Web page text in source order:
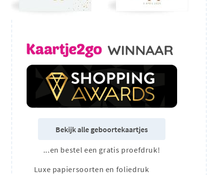
Bekijk alle geboortekaartjes
...en bestel een gratis proefdruk!
Luxe papiersoorten en foliedruk